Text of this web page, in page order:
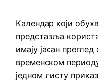
Календар који
представља
имају јасан
временском
једном листу